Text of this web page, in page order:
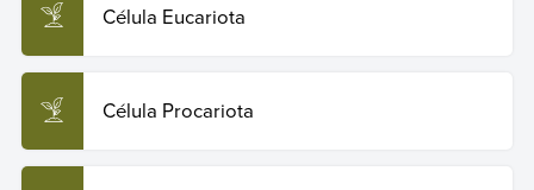
Célula Eucariota
Célula Procariota